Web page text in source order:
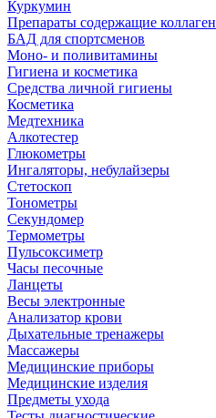
Куркумин
Препараты содержащие коллаген
БАД для спортсменов
Моно- и поливитамины
Гигиена и косметика
Средства личной гигиены
Косметика
Медтехника
Алкотестер
Глюкометры
Ингаляторы, небулайзеры
Стетоскоп
Тонометры
Секундомер
Термометры
Пульсоксиметр
Часы песочные
Ланцеты
Весы электронные
Анализатор крови
Дыхательные тренажеры
Массажеры
Медицинские приборы
Медицинские изделия
Предметы ухода